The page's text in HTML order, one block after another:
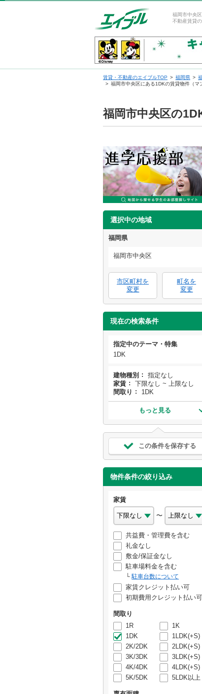
福岡市中央
不動産賃貸
賃貸・不動産のエイブルTOP 福岡県
福岡市中央区にある1DKの賃貸物件（マ
福岡市中央区の
選択中の地域
福岡県
福岡市中央区
市区町村を
変更
町名を
変更
現在の検索条件
指定中のテーマ・特集
1DK
建物種別
指定なし
家賃
下限なし ~ 上限なし
間取り
1DK
もっと見る
この条件を保存する
物件条件の絞り込み
家賃
〜
共益費・管理費を含む
礼金なし
敷金/保証金なし
駐車場料金を含む
駐車台数について
家賃クレジット払い可
初期費用クレジット払い可
間取り
1R
1K
1DK
1LDK(+S)
2K/2DK
2LDK(+S)
3K/3DK
3LDK(+S)
4K/4DK
4LDK(+S)
5K/5DK
5LDK以上